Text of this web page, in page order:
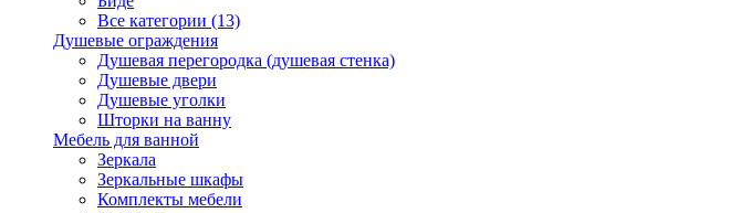
Все категории (13)
Душевые ограждения
Душевая перегородка (душевая стенка)
Душевые двери
Душевые уголки
Шторки на ванну
Мебель для ванной
Зеркала
Зеркальные шкафы
Комплекты мебели